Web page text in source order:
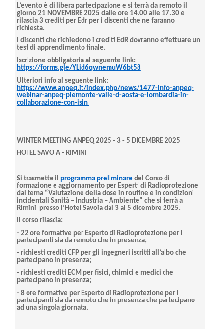
L’evento è di libera partecipazione e si terrà da remoto il
giorno 21 NOVEMBRE 2025 dalle ore 14.00 alle 17.30 e
rilascia 3 crediti per Edrper i discenti che ne faranno
richiesta.
I discenti che richiedono i crediti EdRdovranno effettuare un
test di apprendimento finale.
Iscrizione obbligatoria al seguente link:
https://forms.gle/YLid6qwnemuW6bt58
Ulteriori info al seguente link:
https://www.anpeq.it/index.php/news/1477-info-anpeq-
webinar-anpeq-piemonte-valle-d-aosta-e-lombardia-in-
collaborazione-con-isin
WINTER MEETING ANPEQ 2025 - 3 - 5 DICEMBRE 2025
HOTEL SAVOIA - RIMINI
Si trasmette il programma preliminare del Corso di
formazione e aggiornamento per Esperti di Radioprotezione
dal tema “Valutazione della dose in routine e in condizioni
incidentali Sanità – Industria – Ambiente” che si terrà a
Rimini pressol’Hotel Savoia dal 3 al 5 dicembre 2025.
Il corso rilascia:
- 22 ore formative per Esperto di Radioprotezione per i
partecipanti sia da remoto che in presenza;
- richiesti crediti CFP per gli ingegneri iscritti all’albo che
partecipano in presenza;
- richiesti crediti ECM per fisici, chimici e medici che
partecipano in presenza;
- 8 ore formative per Esperto di Radioprotezione per i
partecipanti sia da remoto che in presenza che partecipano
ad una singola giornata.